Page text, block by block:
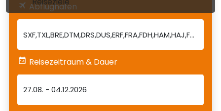
Abflughafen
Reisezeitraum & Dauer
27.08. -04.12.2026